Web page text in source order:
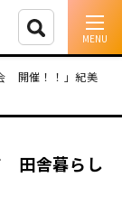
開催！！」紀美
田舎暮らし